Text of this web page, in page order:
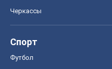
Черкассы
Спорт
Футбол